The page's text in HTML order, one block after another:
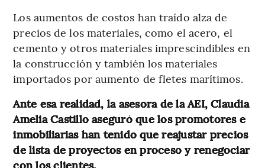
Los aumentos de costos han traído alza de
precios de los materiales, como el acero, el
cemento y otros materiales imprescindibles en
la construcción y también los materiales
importados por aumento de fletes marítimos.
Ante esa realidad, la asesora de la AEI, Claudia
Amelia Castillo aseguró que los promotores e
inmobiliarias han tenido que reajustar precios
de lista de proyectos en proceso y renegociar
con los clientes.